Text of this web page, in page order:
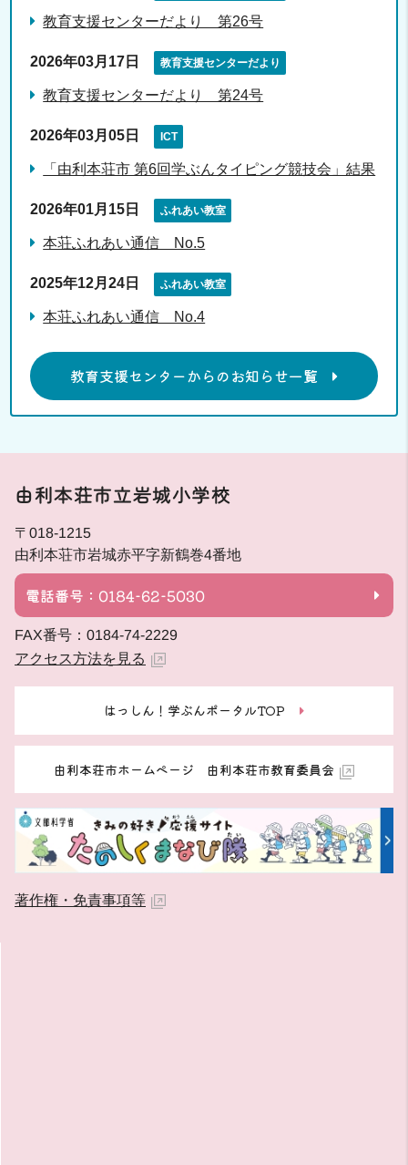
教育支援センターだより 第26号
2026年03月17日 教育支援センターだより
教育支援センターだより 第24号
2026年03月05日 ICT
「由利本荘市 第6回学ぶんタイピング競技会」結果
2026年01月15日 ふれあい教室
本荘ふれあい通信 No.5
2025年12月24日 ふれあい教室
本荘ふれあい通信 No.4
教育支援センターからのお知らせ一覧
由利本荘市立岩城小学校
〒018-1215
由利本荘市岩城赤平字新鶴巻4番地
電話番号：0184-62-5030
FAX番号：0184-74-2229
アクセス方法を見る
はっしん！学ぶんポータルTOP
由利本荘市ホームページ 由利本荘市教育委員会
著作権・免責事項等